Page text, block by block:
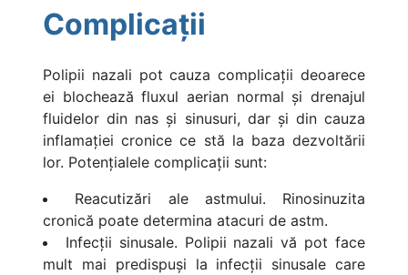
Complicații
Polipii nazali pot cauza complicații deoarece
ei blochează fluxul aerian normal și drenajul
fluidelor din nas și sinusuri, dar și din cauza
inflamației cronice ce stă la baza dezvoltării
lor. Potențialele complicații sunt:
Reacutizări ale astmului. Rinosinuzita
cronică poate determina atacuri de astm.
Infecții sinusale. Polipii nazali vă pot face
mult mai predispuși la infecții sinusale care